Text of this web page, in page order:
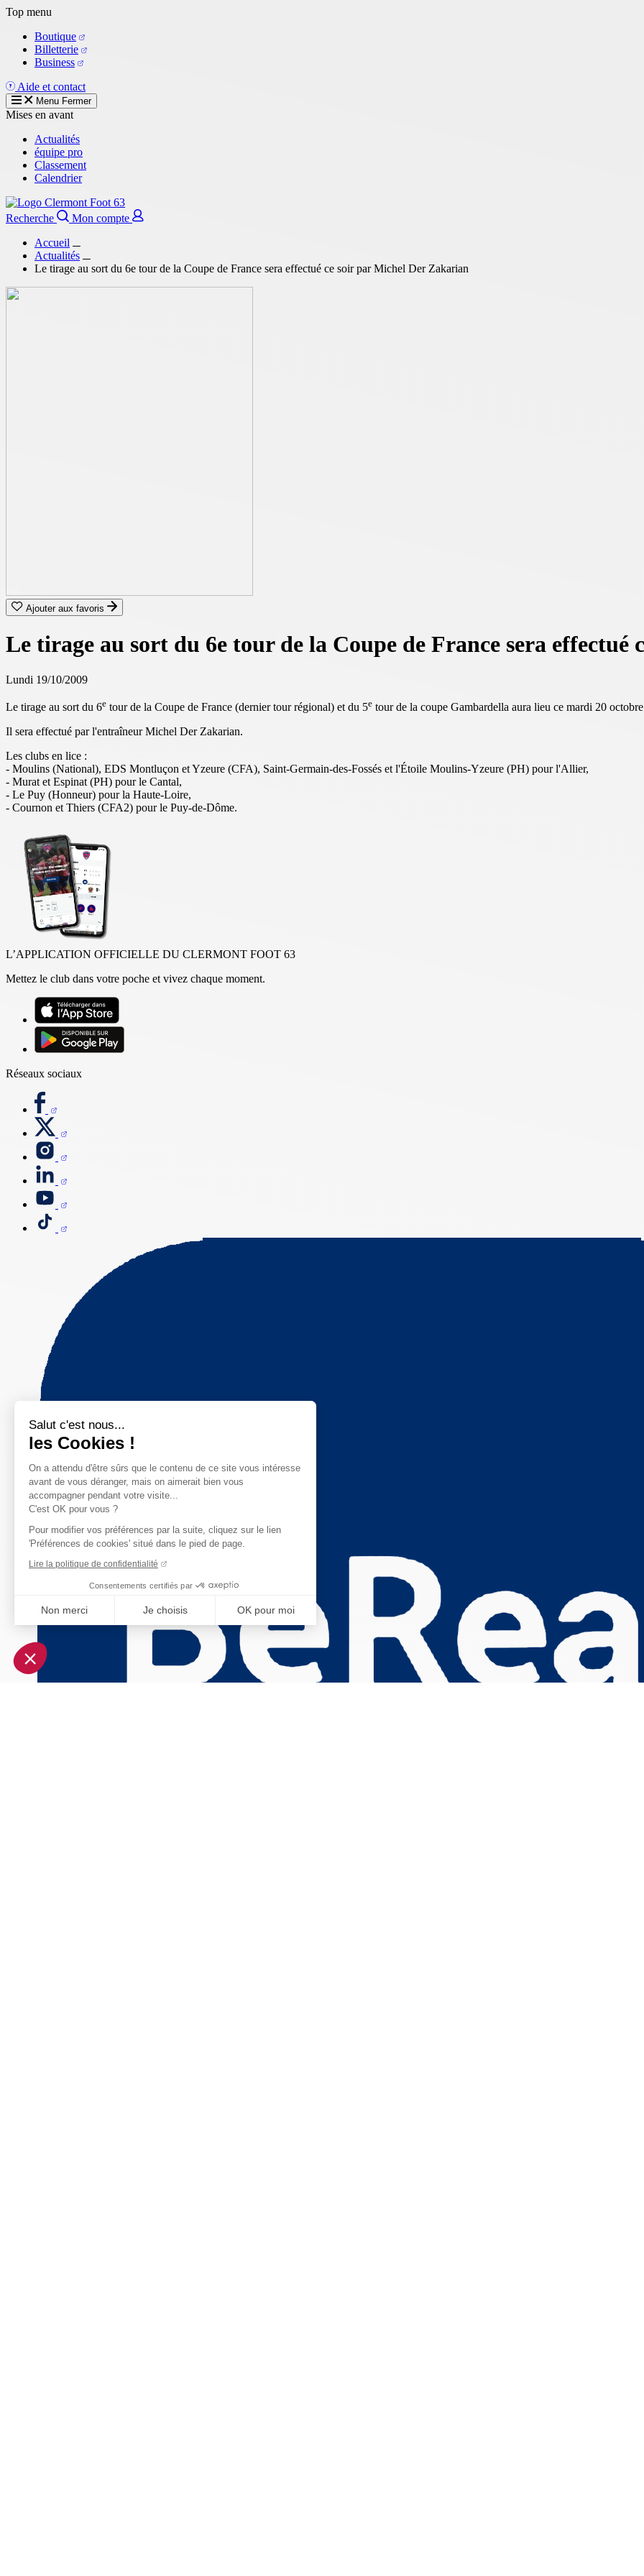
Salut c'est nous...
les Cookies !
On a attendu d'être sûrs que le contenu de ce site vous intéresse
avant de vous déranger, mais on aimerait bien vous
accompagner pendant votre visite...
C'est OK pour vous ?
Pour modifier vos préférences par la suite, cliquez sur le lien
'Préférences de cookies' situé dans le pied de page.
Lire la politique de confidentialité
Consentements certifiés par
Non merci Je choisis OK pour moi
Plateforme de Gestion du Consentement : Personnalisez vos Options
Notre plateforme vous permet d'adapter et de gérer vos paramètres de confidentialité, en garantissant la conformité avec
Aller
contenu
principal
Top menu
Boutique
Billetterie
Business
Aide et contact
Menu Fermer
Mises en avant
Actualités
équipe pro
Classement
Calendrier
Recherche
Mon compte
Accueil
Actualités
Le tirage au sort du 6e tour de la Coupe de France sera effectué ce soir par Michel Der Zakarian
Ajouter aux favoris
Le tirage au sort du 6e tour de la Coupe de France sera
Lundi 19/10/2009
Le tirage au sort du 6e tour de la Coupe de France (dernier tour régional) et du 5e tour de la coupe Gambardella aura lieu ce mardi 20
Il sera effectué par l'entraîneur Michel Der Zakarian.
Les clubs en lice :
- Moulins (National), EDS Montluçon et Yzeure (CFA), Saint-Germain-des-Fossés et l'Étoile Moulins-Yzeure (PH) pour l'Allier,
- Murat et Espinat (PH) pour le Cantal,
- Le Puy (Honneur) pour la Haute-Loire,
- Cournon et Thiers (CFA2) pour le Puy-de-Dôme.
L’APPLICATION OFFICIELLE DU CLERMONT FOOT 63
Mettez le club dans votre poche et vivez chaque moment.
Réseaux sociaux